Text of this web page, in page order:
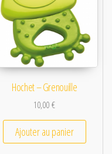
Hochet – Grenouille
10,00€
Ajouter au panier